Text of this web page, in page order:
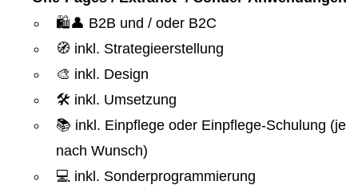
🛍️👤 B2B und / oder B2C
🧭 inkl. Strategieerstellung
🎨 inkl. Design
🛠️ inkl. Umsetzung
📚 inkl. Einpflege oder Einpflege-Schulung (je
nach Wunsch)
💻 inkl. Sonderprogrammierung